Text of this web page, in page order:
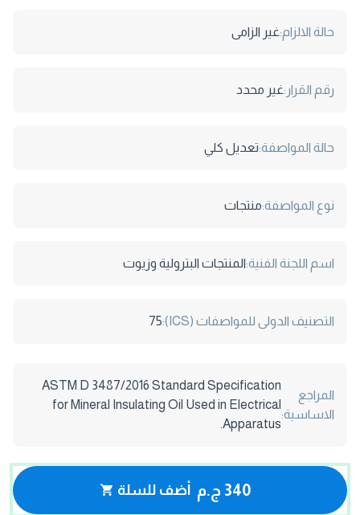
حالة الالزام:غير الزامى
رقم القرار:غير محدد
حالة المواصفة:تعديل كلي
نوع المواصفة:منتجات
اسم اللجنة الفنية:المنتجات البترولية وزيوت
التصنيف الدولى للمواصفات (ICS): 75
المراجع
الاساسية:
ASTM D 3487/2016 Standard Specification
for Mineral Insulating Oil Used in Electrical
Apparatus.
340 ج.م أضف للسلة